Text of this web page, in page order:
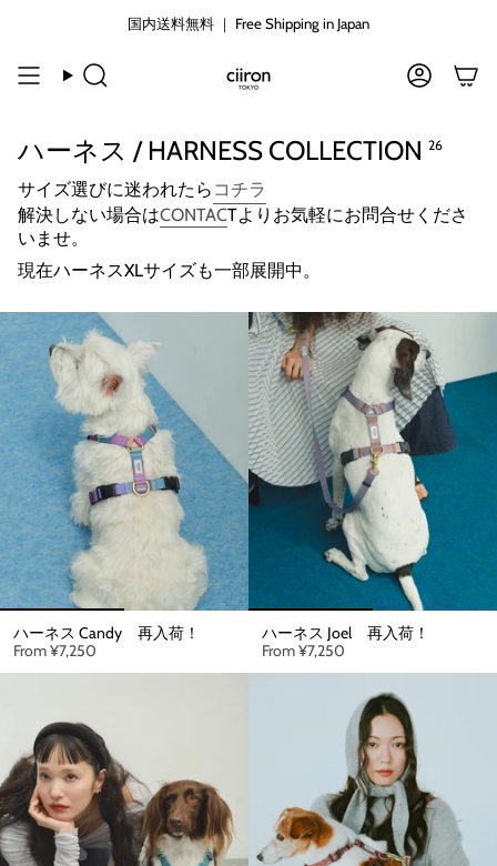
国内送料無料 ｜ Free Shipping in Japan
国内送料無料 ｜ Free Shipping in Japan
検
ア
ン
ハーネス / HARNESS COLLECTION 26
サイズ選びに迷われたら コチラ
解決しない場合はCONTACTよりお気軽にお問合せくださ
いませ。
現在ハーネスXLサイズも一部展開中。
ハーネス Candy 再入荷！
From¥7,250
ハーネス Joel 再入荷！
From¥7,250